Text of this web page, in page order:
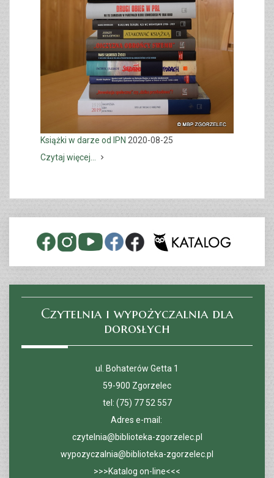
Książki w darze od IPN 2020-08-25
Czytaj więcej...
Czytelnia i wypożyczalnia dla
dorosłych
ul. Bohaterów Getta 1
59-900 Zgorzelec
tel: (75) 77 52 557
Adres e-mail:
czytelnia@biblioteka-zgorzelec.pl
wypozyczalnia@biblioteka-zgorzelec.pl
>>>Katalog on-line<<<